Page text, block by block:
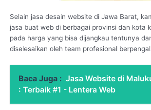
Selain jasa desain website di Jawa Barat,
jasa buat web di berbagai provinsi dan kota
pada harga yang bisa dijangkau tentunya
diselesaikan oleh team profesional
Baca Juga : Jasa Website di
: Terbaik #1 - Lentera Web